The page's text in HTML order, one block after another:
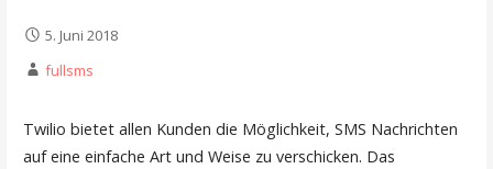
5. Juni 2018
fullsms
Twilio bietet allen Kunden die Möglichkeit, SMS Nachrichten
auf eine einfache Art und Weise zu verschicken. Das